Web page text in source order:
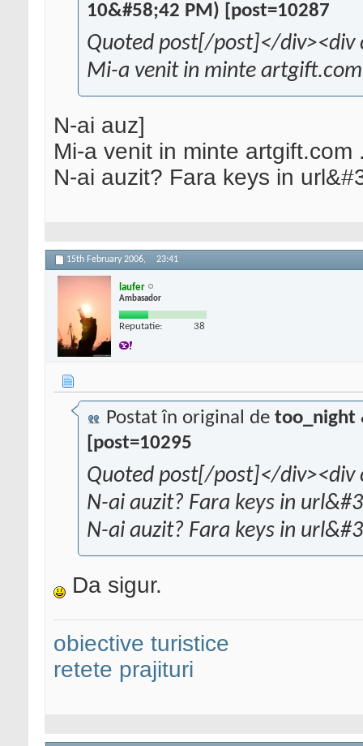
10&#58;42 PM) [post=10287
Quoted post[/post]</div><div
Mi-a venit in minte
N-ai auz]
Mi-a venit in minte artgift.com
N-ai auzit? Fara keys in
15th February 2006, 23:41
laufer
Ambasador
Reputatie: 38
Postat în original de too_night
[post=10295
Quoted post[/post]</div><div
N-ai auzit? Fara keys in
N-ai auzit? Fara keys in
Da sigur.
obiective turistice
retete prajituri